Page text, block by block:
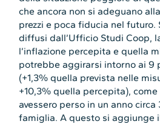
che ancora non si adeguano
prezzi e poca fiducia nel
diffusi dall’Ufficio Studi Coop,
l’inflazione percepita e quella
potrebbe aggirarsi intorno ai 9
(+1,3% quella prevista nelle
+10,3% quella percepita),
avessero perso in un anno circa
famiglia. A questo si aggiunge